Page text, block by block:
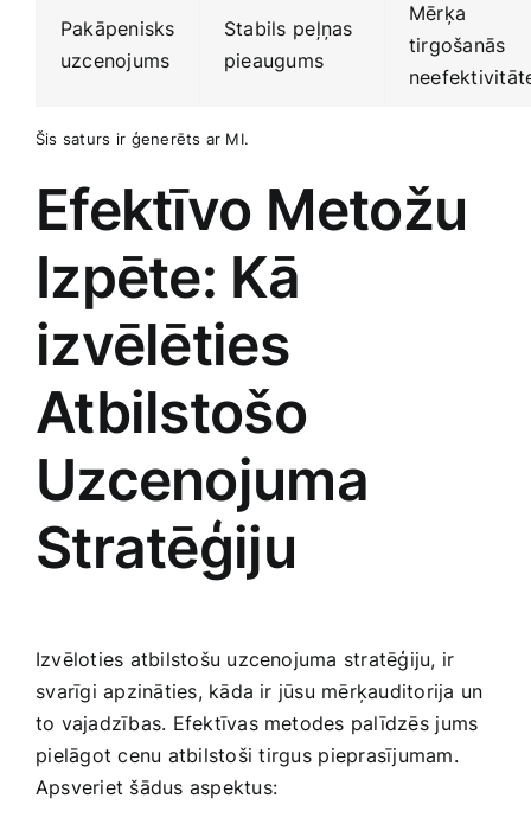
Pakāpenisks
uzcenojums
Stabils⁤ peļņas
pieaugums
Mērķa
tirgošanās
Šis saturs ir ⁢ģenerēts ar MI.
Efektīvo Metožu
Izpēte: Kā
izvēlēties
Atbilstošo
Uzcenojuma
Stratēģiju
Izvēloties atbilstošu uzcenojuma stratēģiju, ir
⁣svarīgi apzināties, kāda ir jūsu mērķauditorija⁣ un
to vajadzības. Efektīvas metodes ​palīdzēs ⁢jums
⁢pielāgot cenu atbilstoši⁢ tirgus ⁢pieprasījumam.
Apsveriet šādus aspektus: